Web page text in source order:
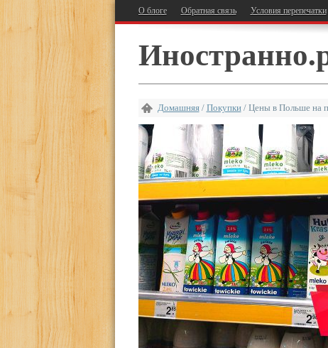
О блоге Обратная связь Условия перепечатки
Домашняя/ Покупки/ Цены в Польше на